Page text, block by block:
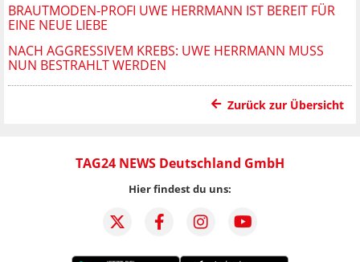
BRAUTMODEN-PROFI UWE HERRMANN IST BEREIT FÜR
EINE NEUE LIEBE
NACH AGGRESSIVEM KREBS: UWE HERRMANN MUSS
NUN BESTRAHLT WERDEN
Zurück zur Übersicht
TAG24 NEWS Deutschland GmbH
Hier findest du uns: